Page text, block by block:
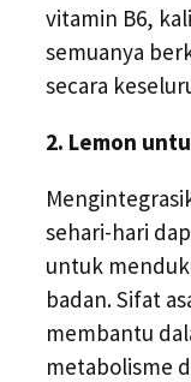
vitamin B6,
semuanya
secara
2. Lemon
sehari-hari
untuk
badan. Sifat
membantu
metabolisme